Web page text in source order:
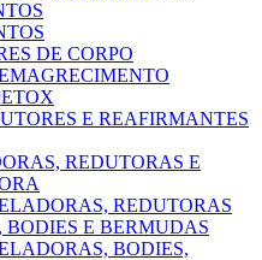
DE CORPO
E REAFIRMANTES
REDUTORAS E
REDUTORAS
E BERMUDAS
BODIES,